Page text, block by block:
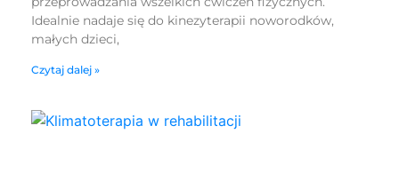
Idealnie nadaje się do kinezyterapii noworodków,
małych dzieci,
Czytaj dalej »